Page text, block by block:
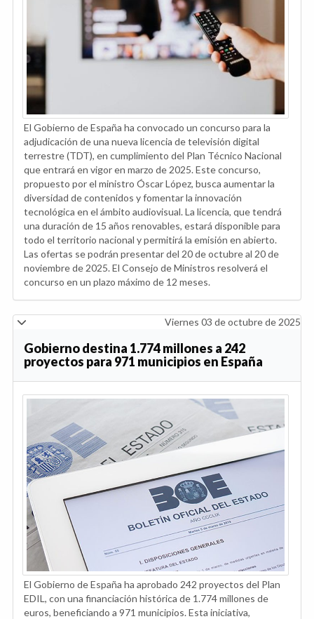
El Gobierno de España ha convocado un concurso para la
adjudicación de una nueva licencia de televisión digital
terrestre (TDT), en cumplimiento del Plan Técnico Nacional
que entrará en vigor en marzo de 2025. Este concurso,
propuesto por el ministro Óscar López, busca aumentar la
diversidad de contenidos y fomentar la innovación
tecnológica en el ámbito audiovisual. La licencia, que tendrá
una duración de 15 años renovables, estará disponible para
todo el territorio nacional y permitirá la emisión en abierto.
Las ofertas se podrán presentar del 20 de octubre al 20 de
noviembre de 2025. El Consejo de Ministros resolverá el
concurso en un plazo máximo de 12 meses.
Viernes 03 de octubre de 2025
Gobierno destina 1.774 millones a 242
proyectos para 971 municipios en España
El Gobierno de España ha aprobado 242 proyectos del Plan
EDIL, con una financiación histórica de 1.774 millones de
euros, beneficiando a 971 municipios. Esta iniciativa,